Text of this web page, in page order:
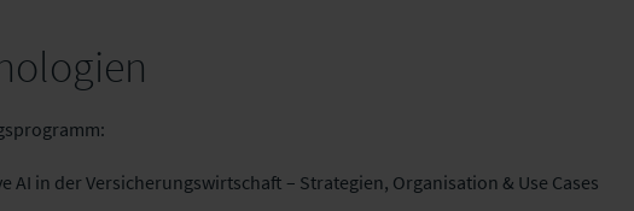
AI in der Versicherungswirtschaft – Strategien, Organisation & Use Cases